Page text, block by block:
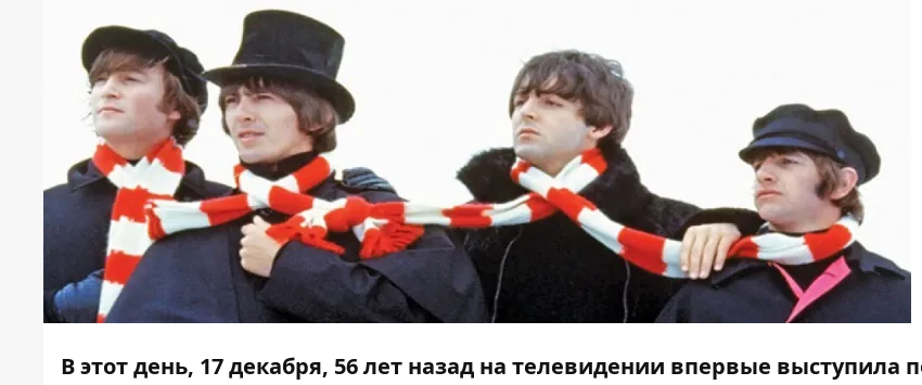
В этот день, 17 декабря, 56 лет назад на телевидении впервые выступила